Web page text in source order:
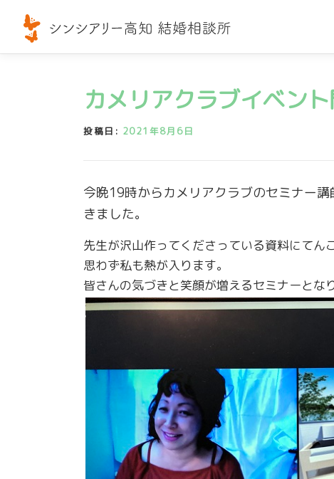
カメリアクラブイベン
投稿日: 2021年8月6日
今晩19時からカメリアクラブのセミナー
きました。
先生が沢山作ってくださっている資料にてん
思わず私も熱が入ります。
皆さんの気づきと笑顔が増えるセミナーとな